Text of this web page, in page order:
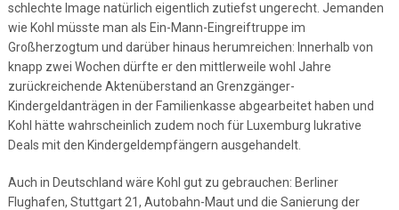
schlechte Image natürlich eigentlich zutiefst ungerecht. Jemanden
wie Kohl müsste man als Ein-Mann-Eingreiftruppe im
Großherzogtum und darüber hinaus herumreichen: Innerhalb von
knapp zwei Wochen dürfte er den mittlerweile wohl Jahre
zurückreichende Aktenüberstand an Grenzgänger-
Kindergeldanträgen in der Familienkasse abgearbeitet haben und
Kohl hätte wahrscheinlich zudem noch für Luxemburg lukrative
Deals mit den Kindergeldempfängern ausgehandelt.
Auch in Deutschland wäre Kohl gut zu gebrauchen: Berliner
Flughafen, Stuttgart 21, Autobahn-Maut und die Sanierung der